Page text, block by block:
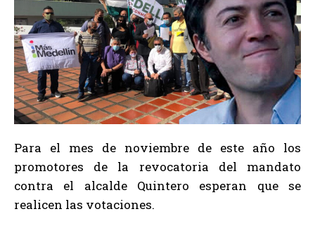
Para el mes de noviembre de este año los
promotores de la revocatoria del mandato
contra el alcalde Quintero esperan que se
realicen las votaciones.